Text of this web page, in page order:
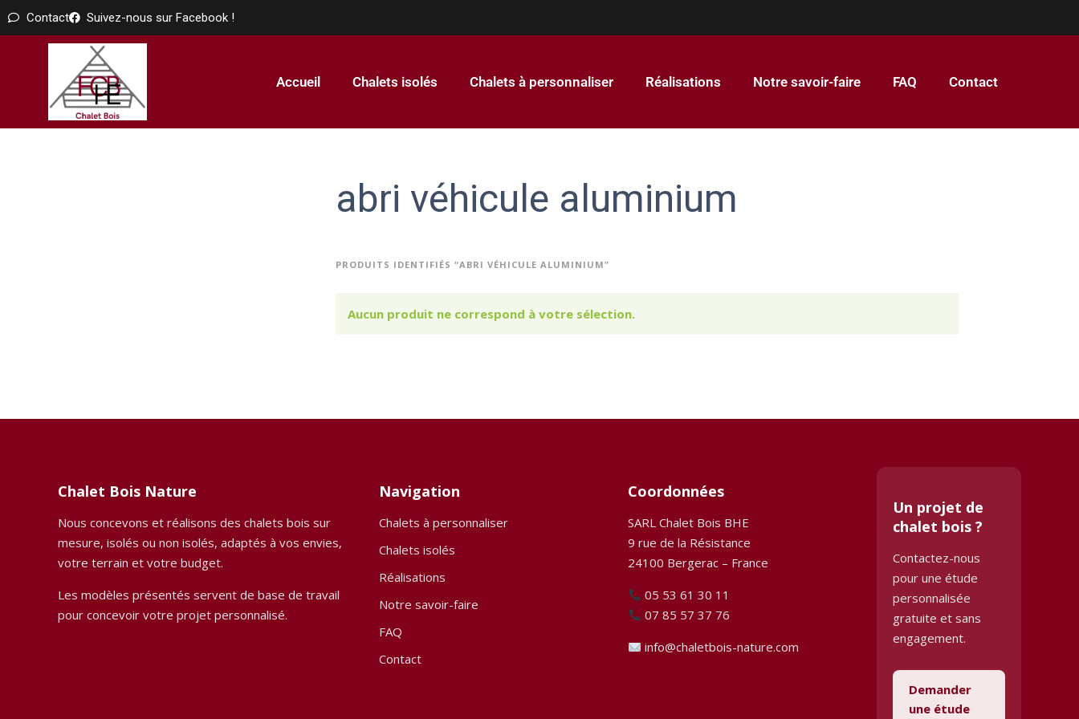
Contact Suivez-nous sur Facebook !
Accueil Chalets isolés Chalets à personnaliser Réalisations Notre savoir-faire FAQ Contact
abri véhicule aluminium
PRODUITS IDENTIFIÉS “ABRI VÉHICULE ALUMINIUM”
Aucun produit ne correspond à votre sélection.
Chalet Bois Nature
Nous concevons et réalisons des chalets bois sur
mesure, isolés ou non isolés, adaptés à vos envies,
votre terrain et votre budget.
Les modèles présentés servent de base de travail
pour concevoir votre projet personnalisé.
Navigation
Chalets à personnaliser
Chalets isolés
Réalisations
Notre savoir-faire
FAQ
Contact
Coordonnées
SARL Chalet Bois BHE
9 rue de la Résistance
24100 Bergerac – France
05 53 61 30 11
07 85 57 37 76
info@chaletbois-nature.com
Un projet de
chalet bois ?
Contactez-nous
pour une étude
personnalisée
gratuite et sans
engagement.
Demander
une étude